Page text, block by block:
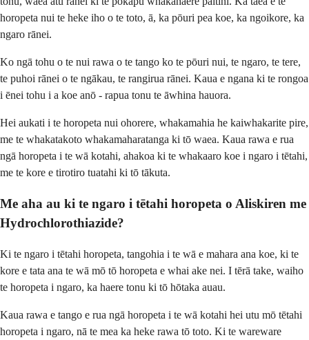
horopeta nui te heke iho o te toto, ā, ka pōuri pea koe, ka ngoikore, ka
ngaro rānei.
Ko ngā tohu o te nui rawa o te tango ko te pōuri nui, te ngaro, te tere,
te puhoi rānei o te ngākau, te rangirua rānei. Kaua e ngana ki te rongoa
i ēnei tohu i a koe anō - rapua tonu te āwhina hauora.
Hei aukati i te horopeta nui ohorere, whakamahia he kaiwhakarite pire,
me te whakatakoto whakamaharatanga ki tō waea. Kaua rawa e rua
ngā horopeta i te wā kotahi, ahakoa ki te whakaaro koe i ngaro i tētahi,
me te kore e tirotiro tuatahi ki tō tākuta.
Me aha au ki te ngaro i tētahi horopeta o Aliskiren me
Hydrochlorothiazide?
Ki te ngaro i tētahi horopeta, tangohia i te wā e mahara ana koe, ki te
kore e tata ana te wā mō tō horopeta e whai ake nei. I tērā take, waiho
te horopeta i ngaro, ka haere tonu ki tō hōtaka auau.
Kaua rawa e tango e rua ngā horopeta i te wā kotahi hei utu mō tētahi
horopeta i ngaro, nā te mea ka heke rawa tō toto. Ki te wareware